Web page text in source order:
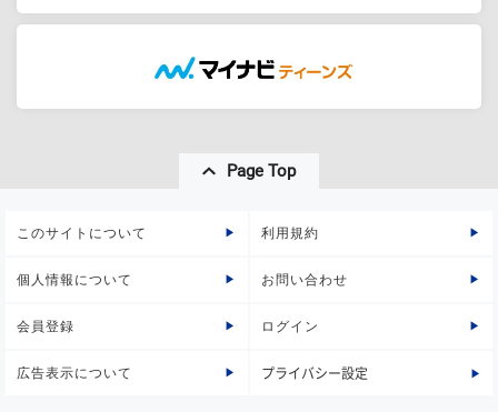
Page Top
このサイトについて 利用規約
個人情報について お問い合わせ
会員登録 ログイン
広告表示について プライバシー設定